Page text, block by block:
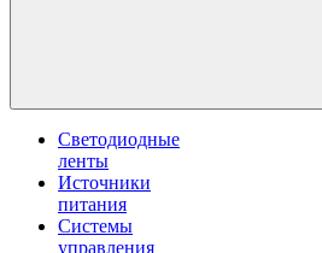
Светодиодные
ленты
Источники
питания
Системы
управления